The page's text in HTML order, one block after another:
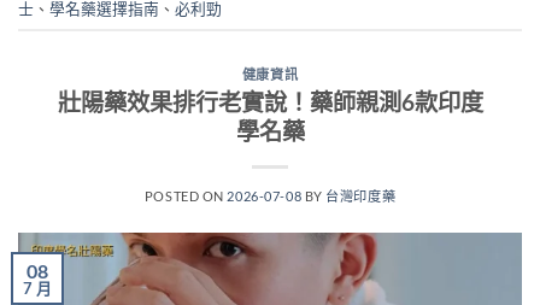
士 、 學名藥選擇指南 、 必利勁
健康資訊
壯陽藥效果排行老實說！藥師親測6款印度
學名藥
POSTED ON 2026-07-08 BY 台灣印度藥
08
7 月